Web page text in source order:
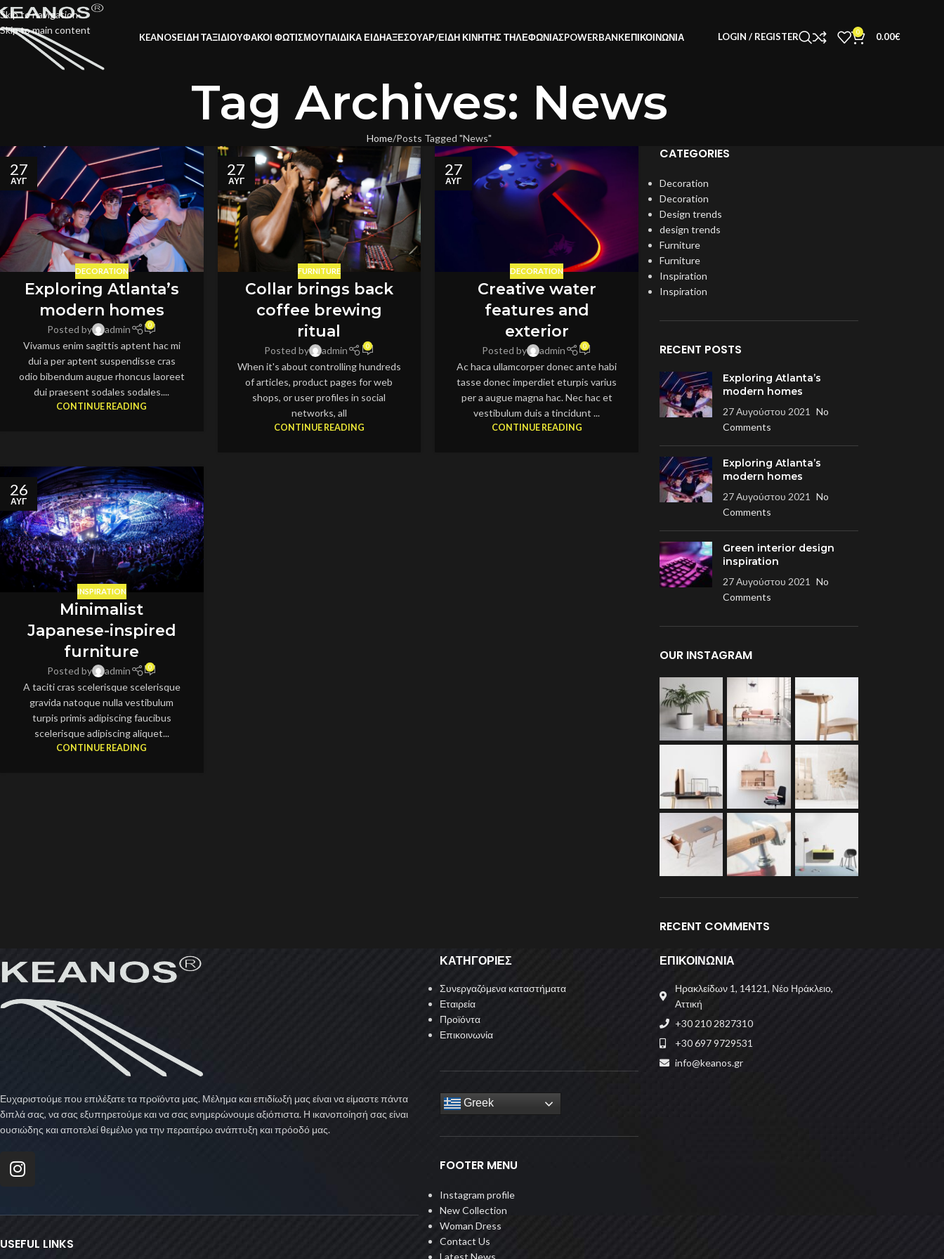
Skip to navigation
Skip to main content
KEANOSΕΙΔΗ ΤΑΞΙΔΙΟΥΦΑΚΟΙ ΦΩΤΙΣΜΟΥΠΑΙΔΙΚΑ ΕΙΔΗΑΞΕΣΟΥΑΡ/ΕΙΔΗ ΚΙΝΗΤΗΣ ΤΗΛΕΦΩΝΙΑΣPOWERBANKΕΠΙΚΟΙΝΩΝΊΑ LOGIN / REGISTER 0 0.00€
Tag Archives: News
Home Posts Tagged "News"
27
ΑΥΓ
DECORATION
Exploring Atlanta’s
modern homes
Posted by admin 0
Vivamus enim sagittis aptent hac mi
dui a per aptent suspendisse cras
odio bibendum augue rhoncus laoreet
dui praesent sodales sodales....
CONTINUE READING
27
ΑΥΓ
FURNITURE
Collar brings back
coffee brewing
ritual
Posted by admin 0
When it's about controlling hundreds
of articles, product pages for web
shops, or user profiles in social
networks, all
CONTINUE READING
27
ΑΥΓ
DECORATION
Creative water
features and
exterior
Posted by admin 0
Ac haca ullamcorper donec ante habi
tasse donec imperdiet eturpis varius
per a augue magna hac. Nec hac et
vestibulum duis a tincidunt ...
CONTINUE READING
26
ΑΥΓ
INSPIRATION
Minimalist
Japanese-inspired
furniture
Posted by admin 0
A taciti cras scelerisque scelerisque
gravida natoque nulla vestibulum
turpis primis adipiscing faucibus
scelerisque adipiscing aliquet...
CONTINUE READING
CATEGORIES
Decoration
Decoration
Design trends
design trends
Furniture
Furniture
Inspiration
Inspiration
RECENT POSTS
Exploring Atlanta’s
modern homes
27 Αυγούστου 2021
No
Comments
Exploring Atlanta’s
modern homes
27 Αυγούστου 2021
No
Comments
Green interior design
inspiration
27 Αυγούστου 2021
No
Comments
OUR INSTAGRAM
RECENT COMMENTS
Ευχαριστούμε που επιλέξατε τα προϊόντα μας. Μέλημα και επιδίωξή μας είναι να είμαστε πάντα
διπλά σας, να σας εξυπηρετούμε και να σας ενημερώνουμε αξιόπιστα. Η ικανοποίησή σας είναι
ουσιώδης και αποτελεί θεμέλιο για την περαιτέρω ανάπτυξη και πρόοδό μας.
USEFUL LINKS
ΚΑΤΗΓΟΡΙΕΣ
Συνεργαζόμενα καταστήματα
Εταιρεία
Προϊόντα
Επικοινωνία
Greek
FOOTER MENU
Instagram profile
New Collection
Woman Dress
Contact Us
Latest News
ΕΠΙΚΟΙΝΩΝΙΑ
Ηρακλείδων 1, 14121, Νέο Ηράκλειο,
Αττική
+30 210 2827310
+30 697 9729531
info@keanos.gr